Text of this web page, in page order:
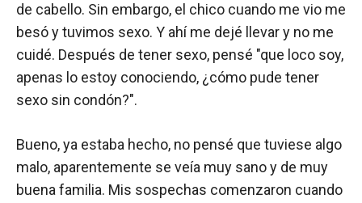
de cabello. Sin embargo, el chico cuando me vio me
besó y tuvimos sexo. Y ahí me dejé llevar y no me
cuidé. Después de tener sexo, pensé "que loco soy,
apenas lo estoy conociendo, ¿cómo pude tener
sexo sin condón?".
Bueno, ya estaba hecho, no pensé que tuviese algo
malo, aparentemente se veía muy sano y de muy
buena familia. Mis sospechas comenzaron cuando